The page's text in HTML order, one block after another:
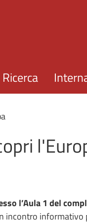
Ricerca
l’Aula 1 del
incontro informativo